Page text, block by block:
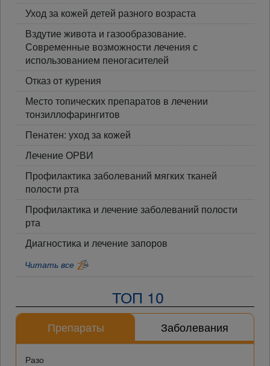
Уход за кожей детей разного возраста
Вздутие живота и газообразование.
Современные возможности лечения с
использованием пеногасителей
Отказ от курения
Место топических препаратов в лечении
тонзиллофарингитов
Пенатен: уход за кожей
Лечение ОРВИ
Профилактика заболеваний мягких тканей
полости рта
Профилактика и лечение заболеваний полости
рта
Диагностика и лечение запоров
Читать все
ТОП 10
Препараты Заболевания
Разо